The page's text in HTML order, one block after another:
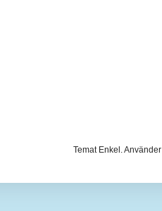
Temat Enkel. Använder